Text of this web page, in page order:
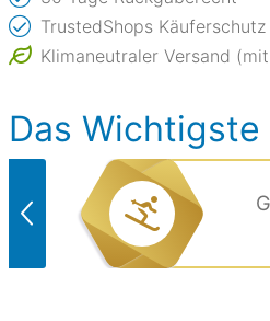
TrustedShops Käuferschutz
Klimaneutraler Versand
Das